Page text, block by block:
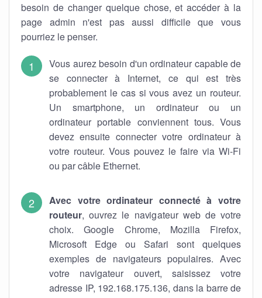
besoin de changer quelque chose, et accéder à la
page admin n'est pas aussi difficile que vous
pourriez le penser.
Vous aurez besoin d'un ordinateur capable de
se connecter à Internet, ce qui est très
probablement le cas si vous avez un routeur.
Un smartphone, un ordinateur ou un
ordinateur portable conviennent tous. Vous
devez ensuite connecter votre ordinateur à
votre routeur. Vous pouvez le faire via Wi-Fi
ou par câble Ethernet.
Avec votre ordinateur connecté à votre
routeur, ouvrez le navigateur web de votre
choix. Google Chrome, Mozilla Firefox,
Microsoft Edge ou Safari sont quelques
exemples de navigateurs populaires. Avec
votre navigateur ouvert, saisissez votre
adresse IP, 192.168.175.136, dans la barre de